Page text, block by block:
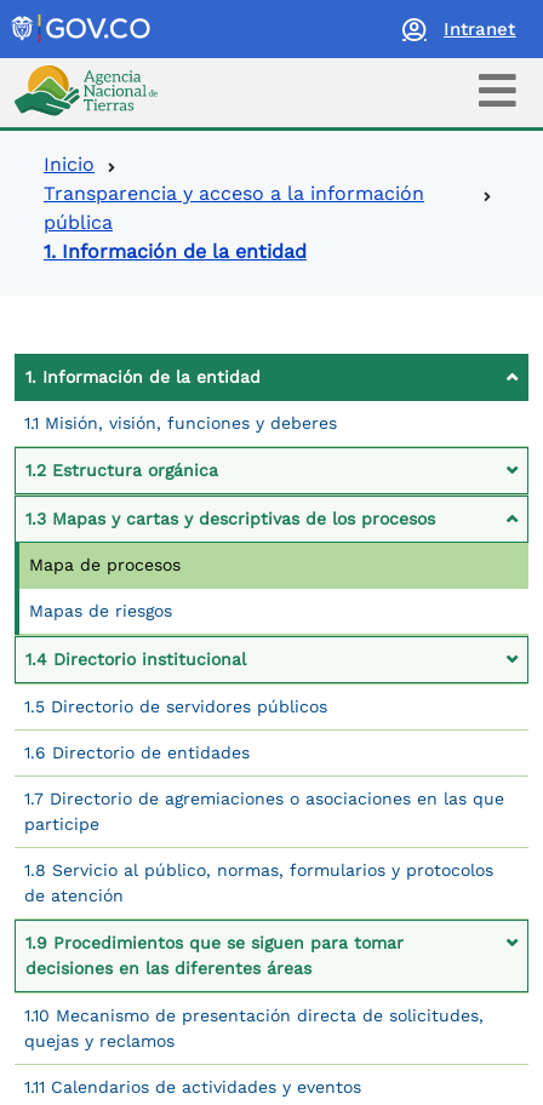
Intranet
Logo Agencia Nacional de Tierras
Ruta de navegación
Inicio
Transparencia y acceso a la información
pública
1. Información de la entidad
Contexto Ley de Transparencia
1. Información de la entidad
1.1 Misión, visión, funciones y deberes
1.2 Estructura orgánica
1.3 Mapas y cartas y descriptivas de los procesos
Mapa de procesos
Mapas de riesgos
1.4 Directorio institucional
1.5 Directorio de servidores públicos
1.6 Directorio de entidades
1.7 Directorio de agremiaciones o asociaciones en las que
participe
1.8 Servicio al público, normas, formularios y protocolos
de atención
1.9 Procedimientos que se siguen para tomar
decisiones en las diferentes áreas
1.10 Mecanismo de presentación directa de solicitudes,
quejas y reclamos
1.11 Calendarios de actividades y eventos